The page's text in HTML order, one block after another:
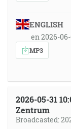
ENGLISH
en 2026-
MP3
2026-05-31
Zentrum
Broadcasted: